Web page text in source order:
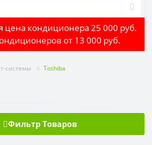
кондиционера 25 000 руб.
от 13 000 руб.
системы Toshiba
Фильтр Товаров